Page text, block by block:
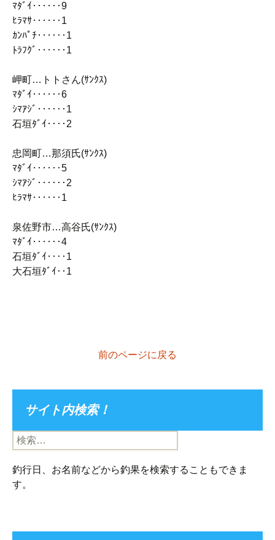
ﾏﾀﾞｲ‥‥‥9
ﾋﾗﾏｻ‥‥‥1
ｶﾝﾊﾟﾁ‥‥‥1
ﾄﾗﾌｸﾞ‥‥‥1
岬町…トトさん(ｻﾝｸｽ)
ﾏﾀﾞｲ‥‥‥6
ｼﾏｱｼﾞ‥‥‥1
石垣ﾀﾞｲ‥‥2
忠岡町…那須氏(ｻﾝｸｽ)
ﾏﾀﾞｲ‥‥‥5
ｼﾏｱｼﾞ‥‥‥2
ﾋﾗﾏｻ‥‥‥1
泉佐野市…高谷氏(ｻﾝｸｽ)
ﾏﾀﾞｲ‥‥‥4
石垣ﾀﾞｲ‥‥1
大石垣ﾀﾞｲ‥1
前のページに戻る
サイト内検索！
検
索:
釣行日、お名前などから釣果を検索することもできま
す。